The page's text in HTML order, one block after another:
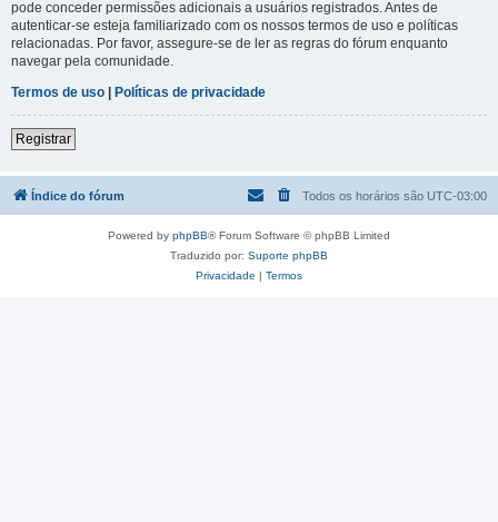
pode conceder permissões adicionais a usuários registrados. Antes de
autenticar-se esteja familiarizado com os nossos termos de uso e políticas
relacionadas. Por favor, assegure-se de ler as regras do fórum enquanto
navegar pela comunidade.
Termos de uso | Políticas de privacidade
Registrar
Índice do fórum Todos os horários são UTC-03:00
Powered by phpBB® Forum Software © phpBB Limited
Traduzido por: Suporte phpBB
Privacidade | Termos